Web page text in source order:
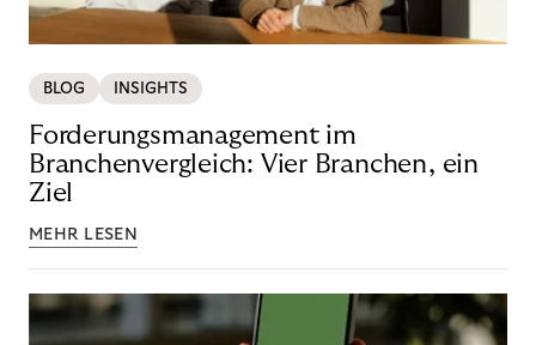
BLOG INSIGHTS
Forderungsmanagement im
Branchenvergleich: Vier Branchen, ein
Ziel
MEHR LESEN